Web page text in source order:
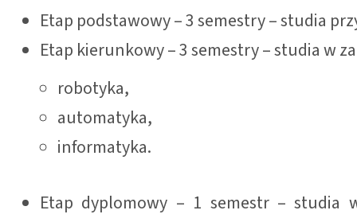
Etap podstawowy – 3 semestry – studia
Etap kierunkowy – 3 semestry – studia w
robotyka,
automatyka,
informatyka.
Etap dyplomowy – 1 semestr – studia